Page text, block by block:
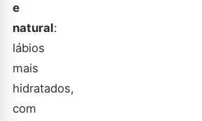
e
natural:
lábios
mais
hidratados,
com